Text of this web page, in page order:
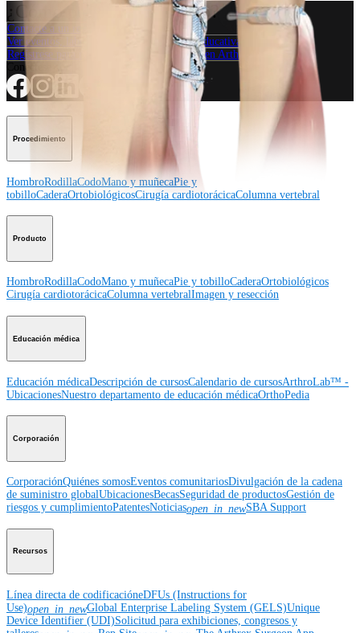
¿Cómo podemos ayudarlo?
Contacte a un representante
Ver eventos, laboratorios y oportunidades educativas
Regístrese para recibir: ¿Qué hay de nuevo en Arthrex?
Conéctese con nosotros
Procedimiento
HombroRodillaCodoMano y muñecaPie y
tobilloCaderaOrtobiológicosCirugía cardiotorácicaColumna vertebral
Producto
HombroRodillaCodoMano y muñecaPie y tobilloCaderaOrtobiológicos
Cirugía cardiotorácicaColumna vertebralImagen y resección
Educación médica
Educación médicaDescripción de cursosCalendario de cursosArthroLab™ -
UbicacionesNuestro departamento de educación médicaOrthoPedia
Corporación
CorporaciónQuiénes somosEventos comunitariosDivulgación de la cadena
de suministro globalUbicacionesBecasSeguridad de productosGestión de
riesgos y cumplimientoPatentesNoticiasopen_in_newSBA Support
Recursos
Línea directa de codificacióneDFUs (Instructions for
Use)open_in_newGlobal Enterprise Labeling System (GELS)Unique
Device Identifier (UDI)Solicitud para exhibiciones, congresos y